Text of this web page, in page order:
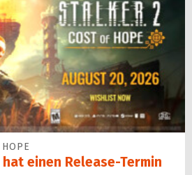
einen Release-Termin